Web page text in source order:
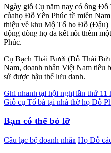
Ngày giỗ Cụ năm nay có ông Đỗ
củahọ Đỗ Yên Phúc từ miền
thiệu về khu Mộ Tổ họ Đỗ (Đậu)
động dòng họ đã kết nối thêm
Phúc.
Cụ Bạch Thái Bưởi (Đỗ Thái
Nam, doanh nhân Việt Nam tiêu
sử được hậu thế lưu danh.
Điều
hướng
bài
viết
Ghi nhanh tại hội nghị lần thứ
Giỗ cụ Tổ bà tại nhà thờ họ Đỗ
Bạn có thể bỏ lỡ
Câu lạc bộ doanh nhân Họ Đỗ